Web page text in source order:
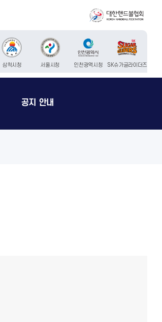
삼척시청 서울시청 인천광역시청 SK슈가글라이더즈
공지 안내